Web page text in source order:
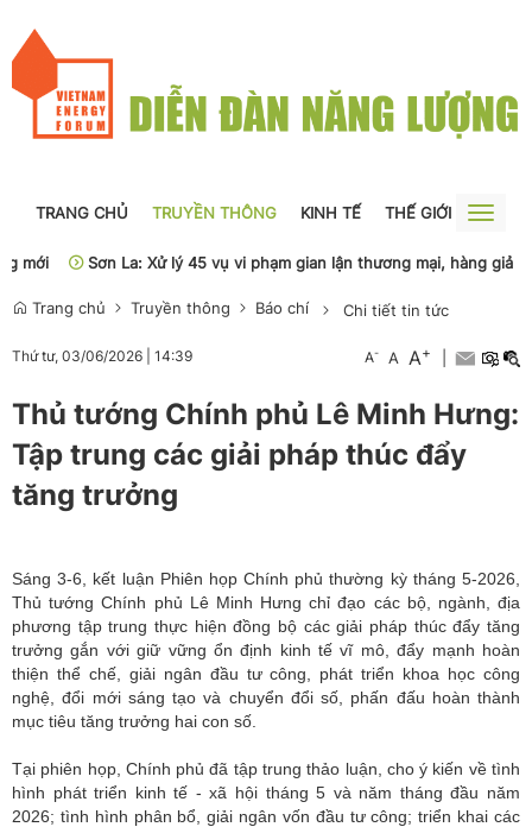
TRANG CHỦ TRUYỀN THÔNG KINH TẾ THẾ GIỚI
Toggle
Sơn La: Xử lý 45 vụ vi phạm gian lận thương mại, hàng giả
Trang chủ Truyền thông Báo chí Chi tiết tin tức
Thứ tư, 03/06/2026 14:39 A- A A+
Thủ tướng Chính phủ Lê Minh Hưng:
Tập trung các giải pháp thúc đẩy
tăng trưởng
Sáng 3-6, kết luận Phiên họp Chính phủ thường kỳ tháng 5-2026,
Thủ tướng Chính phủ Lê Minh Hưng chỉ đạo các bộ, ngành, địa
phương tập trung thực hiện đồng bộ các giải pháp thúc đẩy tăng
trưởng gắn với giữ vững ổn định kinh tế vĩ mô, đẩy mạnh hoàn
thiện thể chế, giải ngân đầu tư công, phát triển khoa học công
nghệ, đổi mới sáng tạo và chuyển đổi số, phấn đấu hoàn thành
mục tiêu tăng trưởng hai con số.
Tại phiên họp, Chính phủ đã tập trung thảo luận, cho ý kiến về tình
hình phát triển kinh tế - xã hội tháng 5 và năm tháng đầu năm
2026; tình hình phân bổ, giải ngân vốn đầu tư công; triển khai các